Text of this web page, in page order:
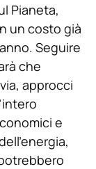
Pianeta,
un costo già
Seguire
che
approcci
e